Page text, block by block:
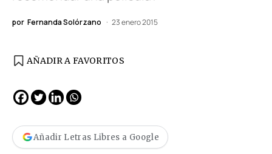
por Fernanda Solórzano 23 enero 2015
AÑADIR A FAVORITOS
Añadir Letras Libres a Google